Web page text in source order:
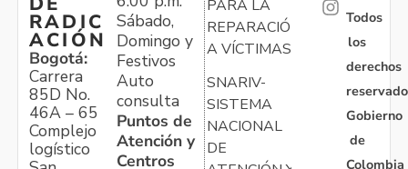
RADIC
ACIÓN
Bogotá:
Carrera
85D No.
46A – 65
Complejo
logístico
Sábado,
Domingo y
Festivos
Auto
consulta
Puntos de
Atención y
Centros
PARA LA
REPARACIÓN
A VÍCTIMAS
SNARIV-
SISTEMA
NACIONAL
DE
Todos
los
derechos
Gobierno
de
Colombia